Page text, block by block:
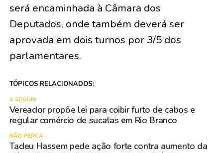
será encaminhada à Câmara dos
Deputados, onde também deverá ser
aprovada em dois turnos por 3/5 dos
parlamentares.
TÓPICOS RELACIONADOS:
A SEGUIR
Vereador propõe lei para coibir furto de cabos e
regular comércio de sucatas em Rio Branco
NÃO PERCA
Tadeu Hassem pede ação forte contra aumento da